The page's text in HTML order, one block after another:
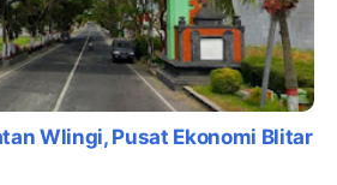
Wlingi, Pusat Ekonomi Blitar